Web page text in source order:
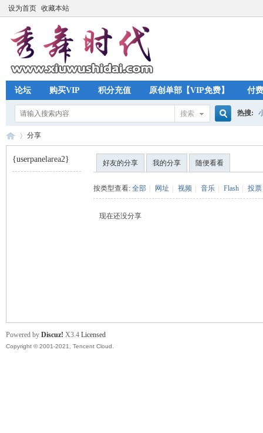
设为首页 收藏本站
论坛 购买VIP 积分充值 原创单部【VIP免费】 付
搜索 热搜:
分享
{userpanelarea2} 好友的分享 我的分享 随便看看
按类型查看: 全部 网址 视频 音乐 Flash 投票
现在还没分享
Powered by Discuz! X3.4 Licensed
Copyright © 2001-2021, Tencent Cloud.